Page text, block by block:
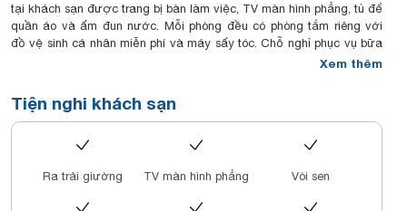
tại khách sạn được trang bị bàn làm việc, TV màn hình phẳng, tủ để
quần áo và ấm đun nước. Mỗi phòng đều có phòng tắm riêng với
đồ vệ sinh cá nhân miễn phí và máy sấy tóc. Chỗ nghỉ phục vụ bữa
sáng tự chọn hoặc bữa sáng à la carte hàng ngày. Nhân viên tại
nhất là sân bay quốc tế Tân Sơn Nhất, cách chỗ nghỉ 8 km. Dịch vụ
đưa đón sân bay được cung cấp với một khoản phụ phí.
Xem thêm
Tiện nghi khách sạn
Ra trải giường TV màn hình phẳng Vòi sen